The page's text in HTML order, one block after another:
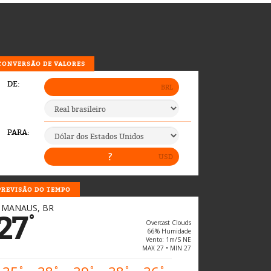
DE VALORES
DO TEMPO
MANAUS, BR
°
Overcast Clouds
66% Humidade
Vento: 1m/s NE
MAX 27 • MIN 27